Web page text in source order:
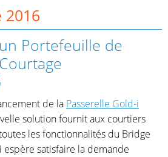
2016
Portefeuille de
de la Passerelle Gold-i
solution fournit aux courtiers
les fonctionnalités du Bridge
satisfaire la demande